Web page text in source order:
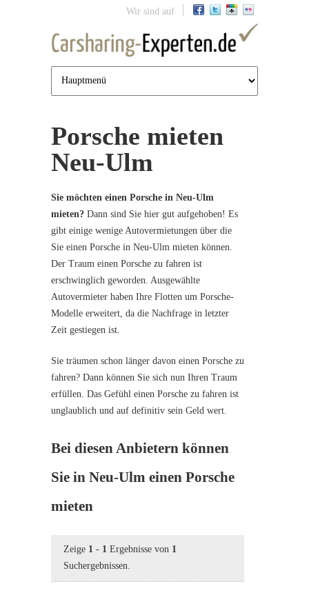
Jump to navigation
Wir sind auf
Porsche mieten
Neu-Ulm
Sie möchten einen Porsche in Neu-Ulm
mieten? Dann sind Sie hier gut aufgehoben! Es
gibt einige wenige Autovermietungen über die
Sie einen Porsche in Neu-Ulm mieten können.
Der Traum einen Porsche zu fahren ist
erschwinglich geworden. Ausgewählte
Autovermieter haben Ihre Flotten um Porsche-
Modelle erweitert, da die Nachfrage in letzter
Zeit gestiegen ist.
Sie träumen schon länger davon einen Porsche zu
fahren? Dann können Sie sich nun Ihren Traum
erfüllen. Das Gefühl einen Porsche zu fahren ist
unglaublich und auf definitiv sein Geld wert.
Bei diesen Anbietern können
Sie in Neu-Ulm einen Porsche
mieten
Zeige 1 - 1 Ergebnisse von 1
Suchergebnissen.